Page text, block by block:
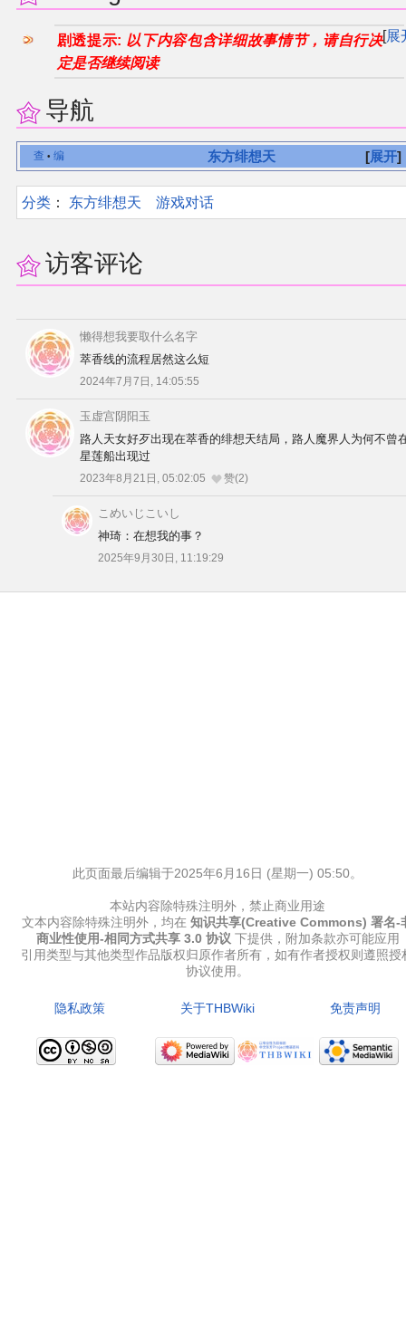
展
剧透提示: 以下内容包含详细故事情节，请自行决
定是否继续阅读
导航
展开
查 • 编 东方绯想天
分类 ：​ 东方绯想天 游戏对话
访客评论
懒得想我要取什么名字
萃香线的流程居然这么短
2024年7月7日, 14:05:55
玉虚宫阴阳玉
路人天女好歹出现在萃香的绯想天结局，路人魔界人为何不曾
星莲船出现过
2023年8月21日, 05:02:05 赞(2)
こめいじこいし
神琦：在想我的事？
2025年9月30日, 11:19:29
此页面最后编辑于2025年6月16日 (星期一) 05:50。
本站内容除特殊注明外，禁止商业用途
文本内容除特殊注明外，均在 知识共享(Creative Commons) 署名-
商业性使用-相同方式共享 3.0 协议 下提供，附加条款亦可能应用
引用类型与其他类型作品版权归原作者所有，如有作者授权则遵照授
协议使用。
隐私政策 关于THBWiki 免责声明